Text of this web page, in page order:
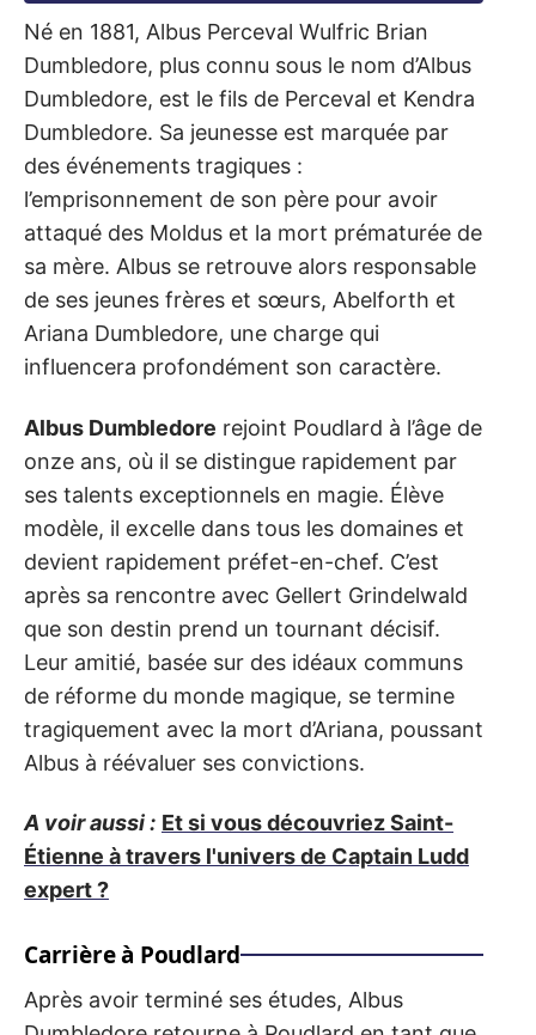
Né en 1881, Albus Perceval Wulfric Brian
Dumbledore, plus connu sous le nom d’Albus
Dumbledore, est le fils de Perceval et Kendra
Dumbledore. Sa jeunesse est marquée par
des événements tragiques :
l’emprisonnement de son père pour avoir
attaqué des Moldus et la mort prématurée de
sa mère. Albus se retrouve alors responsable
de ses jeunes frères et sœurs, Abelforth et
Ariana Dumbledore, une charge qui
influencera profondément son caractère.
Albus Dumbledore rejoint Poudlard à l’âge de
onze ans, où il se distingue rapidement par
ses talents exceptionnels en magie. Élève
modèle, il excelle dans tous les domaines et
devient rapidement préfet-en-chef. C’est
après sa rencontre avec Gellert Grindelwald
que son destin prend un tournant décisif.
Leur amitié, basée sur des idéaux communs
de réforme du monde magique, se termine
tragiquement avec la mort d’Ariana, poussant
Albus à réévaluer ses convictions.
A voir aussi : Et si vous découvriez Saint-
Étienne à travers l'univers de Captain Ludd
expert ?
Carrière à Poudlard
Après avoir terminé ses études, Albus